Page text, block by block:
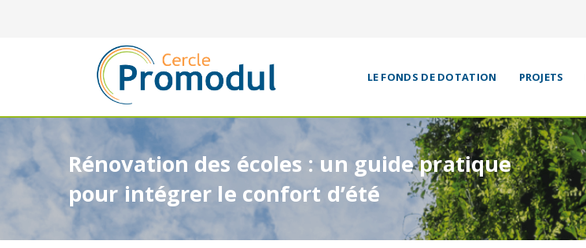
LE FONDS DE DOTATION PROJETS
Rénovation des écoles : un guide pratique
pour intégrer le confort d’été